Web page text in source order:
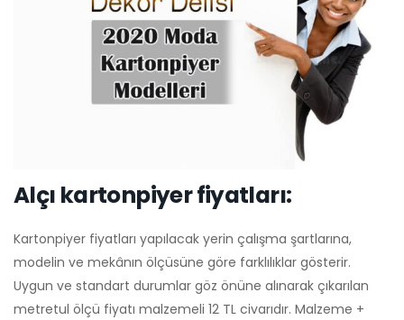
Alçı kartonpiyer fiyatları:
Kartonpiyer fiyatları yapılacak yerin çalışma şartlarına,
modelin ve mekânın ölçüsüne göre farklılıklar gösterir.
Uygun ve standart durumlar göz önüne alınarak çıkarılan
metretul ölçü fiyatı malzemeli 12 TL civarıdır. Malzeme +